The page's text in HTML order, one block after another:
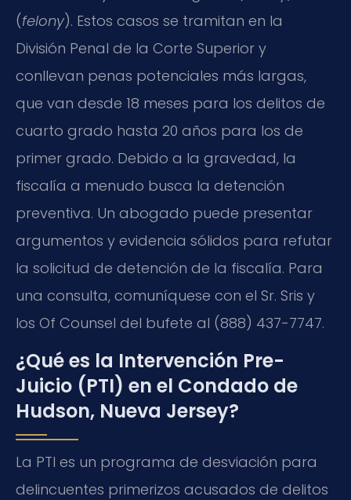
(felony). Estos casos se tramitan en la
División Penal de la Corte Superior y
conllevan penas potenciales más largas,
que van desde 18 meses para los delitos de
cuarto grado hasta 20 años para los de
primer grado. Debido a la gravedad, la
fiscalía a menudo busca la detención
preventiva. Un abogado puede presentar
argumentos y evidencia sólidos para refutar
la solicitud de detención de la fiscalía. Para
una consulta, comuníquese con el Sr. Sris y
los Of Counsel del bufete al (888) 437-7747.
¿Qué es la Intervención Pre-
Juicio (PTI) en el Condado de
Hudson, Nueva Jersey?
La PTI es un programa de desviación para
delincuentes primerizos acusados de delitos